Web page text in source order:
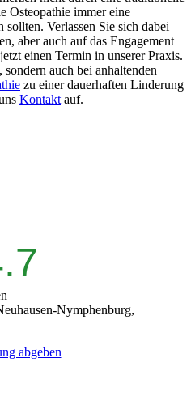
Osteopathie immer eine
Verlassen Sie sich dabei
aber auch auf das Engagement
einen Termin in unserer Praxis.
auch bei anhaltenden
zu einer dauerhaften Linderung
Kontakt auf.
Nymphenburg,
abgeben